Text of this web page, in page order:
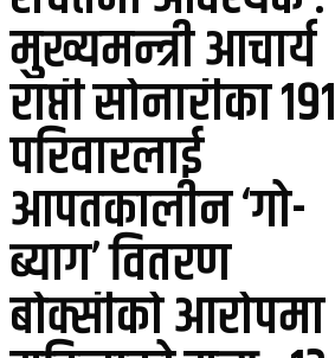
मुख्यमन्त्री आचार्य
राप्ती सोनारीका १९१
परिवारलाई
आपतकालीन ‘गो-
ब्याग’ वितरण
बोक्सीको आरोपमा